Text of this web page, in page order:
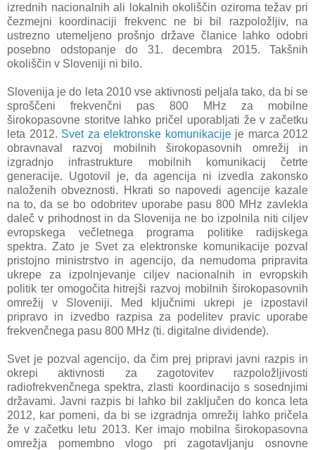
izrednih nacionalnih ali lokalnih okoliščin oziroma težav pri
čezmejni koordinaciji frekvenc ne bi bil razpoložljiv, na
ustrezno utemeljeno prošnjo države članice lahko odobri
posebno odstopanje do 31. decembra 2015. Takšnih
okoliščin v Sloveniji ni bilo.
Slovenija je do leta 2010 vse aktivnosti peljala tako, da bi se
sproščeni frekvenčni pas 800 MHz za mobilne
širokopasovne storitve lahko pričel uporabljati že v začetku
leta 2012. Svet za elektronske komunikacijeje marca 2012
obravnaval razvoj mobilnih širokopasovnih omrežij in
izgradnjo infrastrukture mobilnih komunikacij četrte
generacije. Ugotovil je, da agencija ni izvedla zakonsko
naloženih obveznosti. Hkrati so napovedi agencije kazale
na to, da se bo odobritev uporabe pasu 800 MHz zavlekla
daleč v prihodnost in da Slovenija ne bo izpolnila niti ciljev
evropskega večletnega programa politike radijskega
spektra. Zato je Svet za elektronske komunikacije pozval
pristojno ministrstvo in agencijo, da nemudoma pripravita
ukrepe za izpolnjevanje ciljev nacionalnih in evropskih
politik ter omogočita hitrejši razvoj mobilnih širokopasovnih
omrežij v Sloveniji. Med ključnimi ukrepi je izpostavil
pripravo in izvedbo razpisa za podelitev pravic uporabe
frekvenčnega pasu 800 MHz (ti. digitalne dividende).
Svet je pozval agencijo, da čim prej pripravi javni razpis in
okrepi aktivnosti za zagotovitev razpoložljivosti
radiofrekvenčnega spektra, zlasti koordinacijo s sosednjimi
državami. Javni razpis bi lahko bil zaključen do konca leta
2012, kar pomeni, da bi se izgradnja omrežij lahko pričela
že v začetku letu 2013. Ker imajo mobilna širokopasovna
omrežja pomembno vlogo pri zagotavljanju osnovne